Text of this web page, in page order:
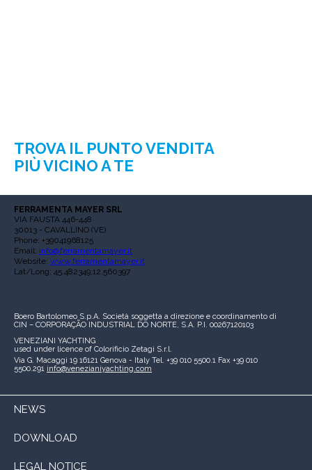
TROVA IL PUNTO VENDITA
PIÙ VICINO A TE
FERRAMENTA MAYER SRL
VIA FAUSTA 446-448
30013 - CAVALLINO (VE)
Phone: +39041968125
Email: info@ferramentamayer.it
Website: www.ferramentamayer.it
Lat/Long: 45.482349,12.560397
Boero Bartolomeo S.p.A. Società soggetta a direzione e coordinamento di
CIN – CORPORAÇÃO INDUSTRIAL DO NORTE, S.A. P.I. 00267120103
VENEZIANI YACHTING
used under licence of Colorificio Zetagi S.r.l.
Via G. Macaggi 19 16121 Genova - Italy Tel. +39 010 5500.1 Fax +39 010
5500.291 info@venezianiyachting.com
NEWS
DOWNLOAD
LEGAL NOTICE